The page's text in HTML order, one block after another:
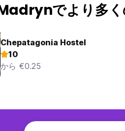
でより多く
Chepatagonia Hostel
10
から €0.25